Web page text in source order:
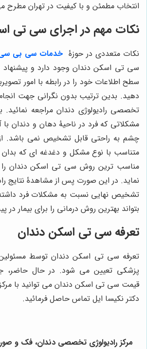
انتخاب مطمئن و با کیفیت در تهران مطرح
نکات مهم در اجرای سی تی
نکات متعددی در حوزۀ خدمات سی بی سی
سی تی اسکن دندان وجود دارد و پیشنهاد
سطح اطلاعات خود را در رابطه با امور
دهید. بدین ترتیب بدون نگرانی جهت انجام
تخصصی رادیولوژی دندان مراجعه
مشکلاتی که فرد در ناحیۀ دهان و دندان با
چشم به راحتی قابل تشخیص نمی باشد.
متناسب با نوع مشکل و دغدغه ای که بدان
مناسب ترین روش سی تی اسکن دندان را
نماید. در این صورت پس از مشاهدۀ نتایج
تشخیص نهایی نسبت به مشکلات فرد
بتواند بهترین روش درمانی را برای بیمار در
تعرفه سی تی اسکن دندان
تعرفه سی تی اسکن دندان توسط
پزشکی تعیین می شود. در حال حاضر،
قیمت سی تی اسکن دندان می توانید با
دکتر نکیسا ایل تماس حاصل فرمائید.
مرکز رادیولوژی تخصصی دندان، فک و